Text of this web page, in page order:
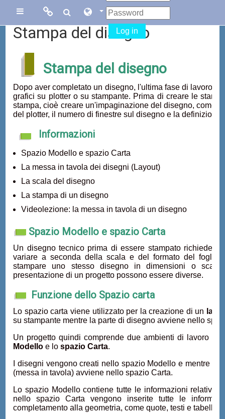
Links
Menu
Sito di Corsi in
Rete
Sito dei corsi
online di
AutoCAD
Links
collegati
Facebook
Blog Gasparini
Log in
Stampa del disegno
Stampa del disegno
Dopo aver completato un disegno, l'ultima fase di lavoro
grafici su plotter o su stampante. Prima di creare le
stampa, cioè creare un'impaginazione del disegno, come
del plotter, il numero di finestre sul disegno e la
Informazioni
Spazio Modello e spazio Carta
La messa in tavola dei disegni (Layout)
La scala del disegno
La stampa di un disegno
Videolezione: la messa in tavola di un disegno
Spazio Modello e spazio Carta
Un disegno tecnico prima di essere stampato richiede
variare a seconda della scala e del formato del foglio
stampare uno stesso disegno in dimensioni o
presentazione di un progetto possono essere diverse.
Funzione dello Spazio carta
Lo spazio carta viene utilizzato per la creazione di un
su stampante mentre la parte di disegno avviene nello
Un progetto quindi comprende due ambienti di lavoro
Modello e lospazio Carta.
I disegni vengono creati nello spazio Modello e mentre la
(messa in tavola) avviene nello spazio Carta.
Lo spazio Modello contiene tutte le informazioni relative
nello spazio Carta vengono inserite tutte le
completamento alla geometria, come quote, testi e tabelle.